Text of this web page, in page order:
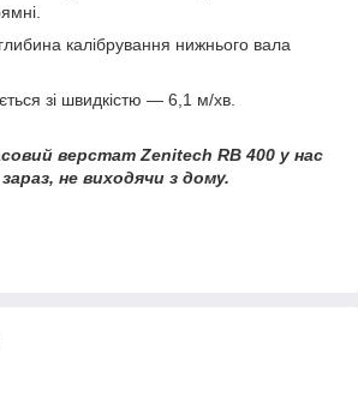
калібрування нижнього вала
зі швидкістю — 6,1 м/хв.
верстат Zenitech RB 400 у нас
не виходячи з дому.